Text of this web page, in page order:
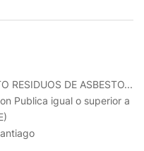
RESIDUOS DE ASBESTO...
Publica igual o superior a